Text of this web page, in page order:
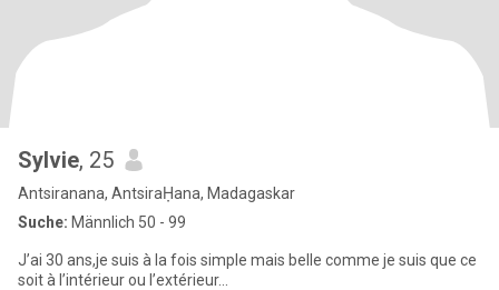
Sylvie, 25
Antsiranana, AntsiraḤana, Madagaskar
Suche: Männlich 50 - 99
J’ai 30 ans,je suis à la fois simple mais belle comme je suis que ce
soit à l’intérieur ou l’extérieur...